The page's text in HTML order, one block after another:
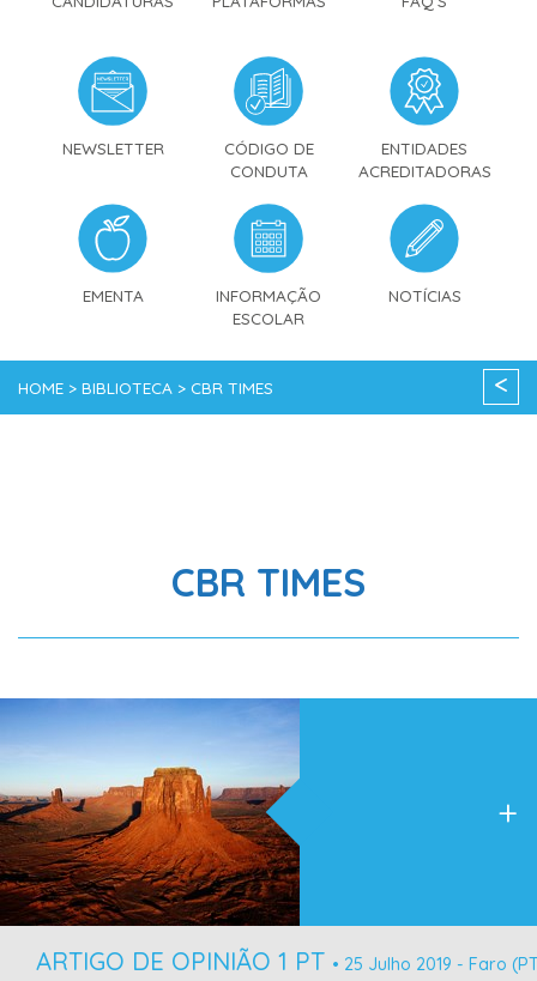
NEWSLETTER
CÓDIGO DE
CONDUTA
ENTIDADES
ACREDITADORAS
EMENTA
INFORMAÇÃO
ESCOLAR
NOTÍCIAS
HOME > BIBLIOTECA > CBR TIMES <
CBR TIMES
ARTIGO DE OPINIÃO 1 PT • 25 Julho 2019 - Faro
+